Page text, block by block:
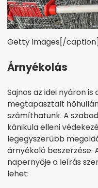
Getty Images[/caption]
Árnyékolás
Sajnos az idei nyáron
megtapasztalt
számíthatunk. A
kánikula elleni
legegyszerűbb
árnyékoló beszerzése.
napernyője a leírás
lehet: